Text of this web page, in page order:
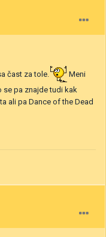
čast za tole.
Meni
se pa znajde tudi kak
ali pa Dance of the Dead